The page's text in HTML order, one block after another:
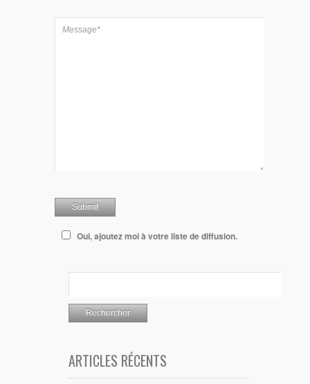
Oui, ajoutez moi à votre liste de diffusion.
ARTICLES RÉCENTS